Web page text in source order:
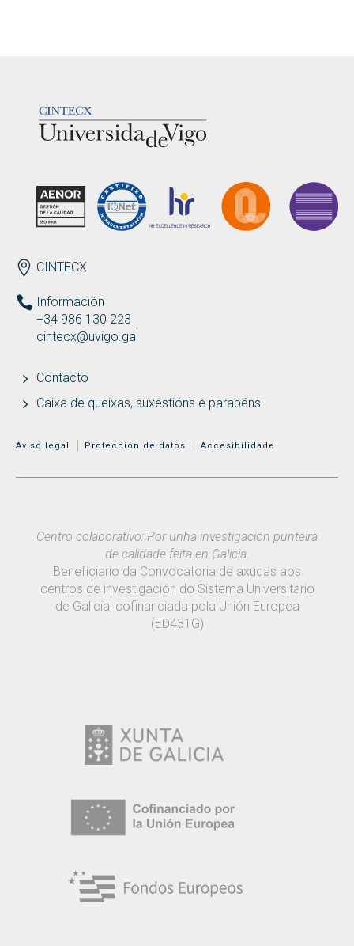
ENDEREZO
CINTECX
Información
+34 986 130 223
cintecx@uvigo.gal
Contacto
Caixa de queixas, suxestións e parabéns
MENÚ ADICIONAL
Aviso legal Protección de datos Accesibilidade
Centro colaborativo: Por unha investigación punteira
de calidade feita en Galicia.
Beneficiario da Convocatoria de axudas aos
centros de investigación do Sistema Universitario
de Galicia, cofinanciada pola Unión Europea
(ED431G)